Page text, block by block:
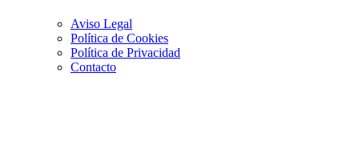
Aviso Legal
Política de Cookies
Política de Privacidad
Contacto